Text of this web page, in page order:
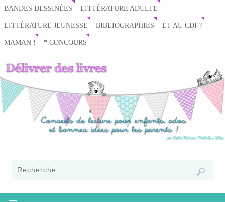
BANDES DESSINÉES LITTÉRATURE ADULTE
LITTÉRATURE JEUNESSE BIBLIOGRAPHIES ET AU CDI ?
MAMAN ! * CONCOURS